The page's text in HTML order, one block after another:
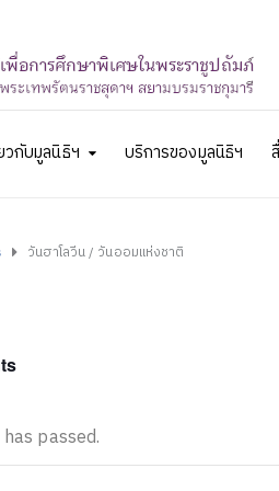
วกับมูลนิธิฯ บริการของมูลนิธิฯ
วันฮาโลวีน / วันออมแห่งชาติ
passed.